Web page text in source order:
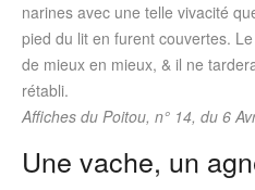
narines avec une telle vivacité
pied du lit en furent couvertes.
de mieux en mieux, & il ne
rétabli.
Affiches du Poitou, n° 14, du 6
Une vache, un